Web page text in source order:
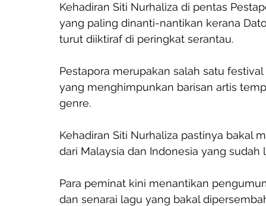
Kehadiran Siti Nurhaliza di pentas
yang paling dinanti-nantikan kerana
turut diiktiraf di peringkat serantau.
Pestapora merupakan salah satu
yang menghimpunkan barisan artis
genre.
Kehadiran Siti Nurhaliza pastinya bakal
dari Malaysia dan Indonesia yang
Para peminat kini menantikan
dan senarai lagu yang bakal